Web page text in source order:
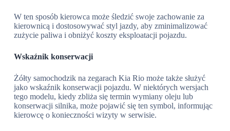
W ten sposób kierowca może śledzić swoje zachowanie za
kierownicą i dostosowywać styl jazdy, aby zminimalizować
zużycie paliwa i obniżyć koszty eksploatacji pojazdu.
Wskaźnik konserwacji
Żółty samochodzik na zegarach Kia Rio może także służyć
jako wskaźnik konserwacji pojazdu. W niektórych wersjach
tego modelu, kiedy zbliża się termin wymiany oleju lub
konserwacji silnika, może pojawić się ten symbol, informując
kierowcę o konieczności wizyty w serwisie.